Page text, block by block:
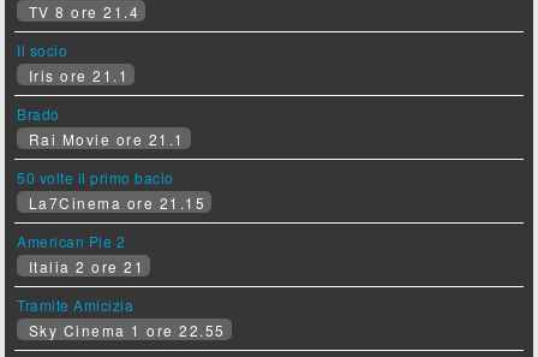
TV 8 ore 21.4
Il socio
Iris ore 21.1
Brado
Rai Movie ore 21.1
50 volte il primo bacio
La7Cinema ore 21.15
American Pie 2
Italia 2 ore 21
Tramite Amicizia
Sky Cinema 1 ore 22.55